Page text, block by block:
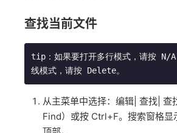
查找当前文件
tip：如果要打开多行模式，请按 N/A
线模式，请按 Delete。
从主菜单中选择：编辑| 查找| 查
Find）或按 Ctrl+F。搜索窗格显